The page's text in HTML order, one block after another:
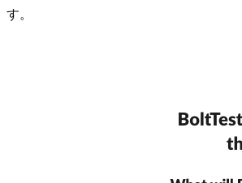
す。